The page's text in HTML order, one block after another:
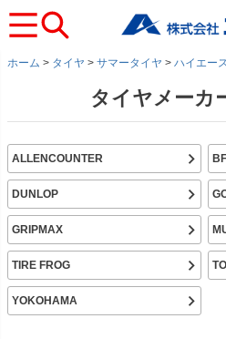
ホーム タイヤ サマータイヤ ハイエー
タイヤメーカ
ALLENCOUNTER
DUNLOP
GRIPMAX
TIRE FROG
YOKOHAMA